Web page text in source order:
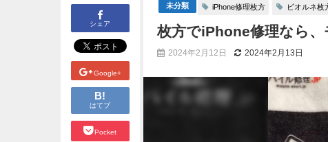
シェア
Google+
B!
はてブ
Pocket
未分類 iPhone修理枚方 ビオルネ枚
枚方でiPhone修理なら
2024年2月12日 2024年2月13日